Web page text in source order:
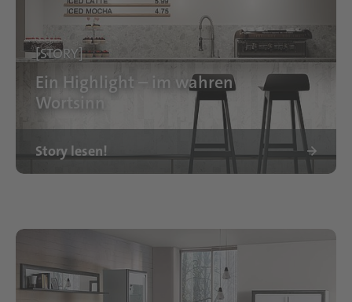
[STORY]
Ein Highlight – im wahren
Wortsinn
Story lesen!